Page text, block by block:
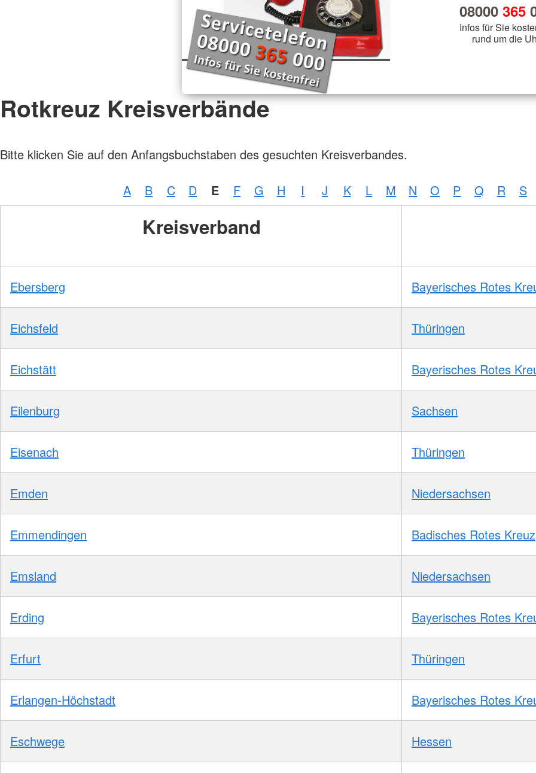
08000 365
Infos für Sie
rund um die
Rotkreuz Kreisverbände
Bitte klicken Sie auf den Anfangsbuchstaben des gesuchten Kreisverbandes.
A B C D E F G H I J K L M N O P Q R S
Kreisverband
Ebersberg Bayerisches Rotes
Eichsfeld Thüringen
Eichstätt Bayerisches Rotes
Eilenburg Sachsen
Eisenach Thüringen
Emden Niedersachsen
Emmendingen Badisches Rotes Kreuz
Emsland Niedersachsen
Erding Bayerisches Rotes
Erfurt Thüringen
Erlangen-Höchstadt Bayerisches Rotes
Eschwege Hessen